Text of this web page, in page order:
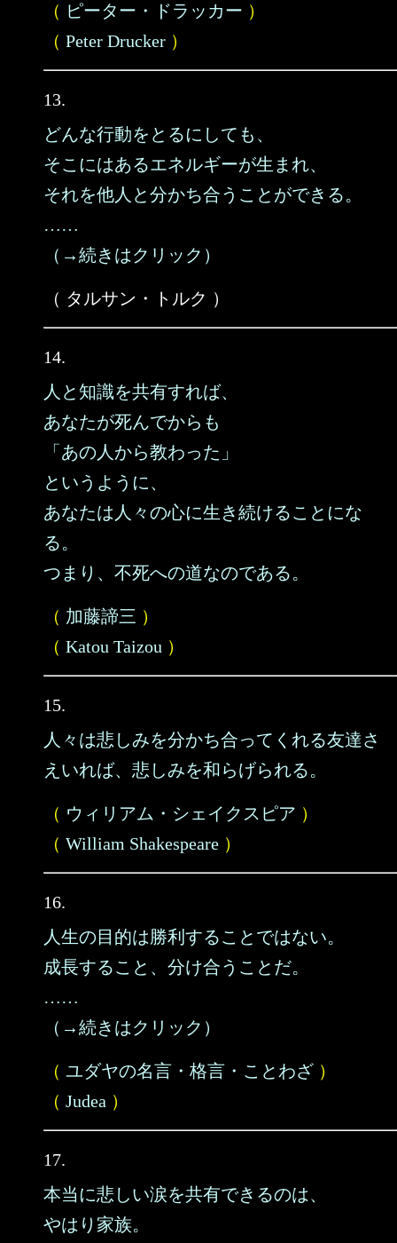
（ ピーター・ドラッカー ）
（ Peter Drucker ）
13.
どんな行動をとるにしても、
そこにはあるエネルギーが生まれ、
それを他人と分かち合うことができる。
……
（→続きはクリック）
（ タルサン・トルク ）
14.
人と知識を共有すれば、
あなたが死んでからも
「あの人から教わった」
というように、
あなたは人々の心に生き続けることにな
る。
つまり、不死への道なのである。
（ 加藤諦三 ）
（ Katou Taizou ）
15.
人々は悲しみを分かち合ってくれる友達さ
えいれば、悲しみを和らげられる。
（ ウィリアム・シェイクスピア ）
（ William Shakespeare ）
16.
人生の目的は勝利することではない。
成長すること、分け合うことだ。
……
（→続きはクリック）
（ ユダヤの名言・格言・ことわざ ）
（ Judea ）
17.
本当に悲しい涙を共有できるのは、
やはり家族。